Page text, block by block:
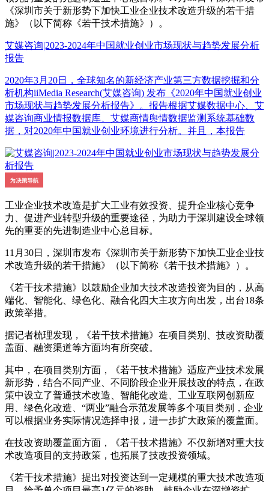
《深圳市关于新形势下加快工业企业技术改造升级的若干措
施》（以下简称《若干技术措施》）。
艾媒咨询|2023-2024年中国就业创业市场现状与趋势发展分析
报告
2020年3月20日，全球知名的新经济产业第三方数据挖掘和分
析机构iiMedia Research(艾媒咨询) 发布《2020年中国就业创业
市场现状与趋势发展分析报告》。报告根据艾媒数据中心、艾
媒咨询商业情报数据库、艾媒商情舆情数据监测系统基础数
据，对2020年中国就业创业环境进行分析。并且，本报告
工业企业技术改造是扩大工业有效投资、提升企业核心竞争
力、促进产业转型升级的重要途径，为助力于深圳建设全球领
先的重要的先进制造业中心总目标。
11月30日，深圳市发布《深圳市关于新形势下加快工业企业技
术改造升级的若干措施》（以下简称《若干技术措施》）。
《若干技术措施》以鼓励企业加大技术改造投资为目的，从高
端化、智能化、绿色化、融合化四大主攻方向出发，出台18条
政策举措。
据记者梳理发现，《若干技术措施》在项目类别、技改资助覆
盖面、融资渠道等方面均有所突破。
其中，在项目类别方面，《若干技术措施》适应产业技术发展
新形势，结合不同产业、不同阶段企业开展技改的特点，在政
策中设立了普通技术改造、智能化改造、工业互联网创新应
用、绿色化改造、“两业”融合示范发展等多个项目类别，企业
可以根据业务实际情况选择申报，进一步扩大政策的覆盖面。
在技改资助覆盖面方面，《若干技术措施》不仅新增对重大技
术改造项目的支持政策，也拓展了技改投资领域。
《若干技术措施》提出对投资达到一定规模的重大技术改造项